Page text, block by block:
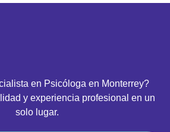
en Psicóloga en Monterrey?
y experiencia profesional en un
solo lugar.